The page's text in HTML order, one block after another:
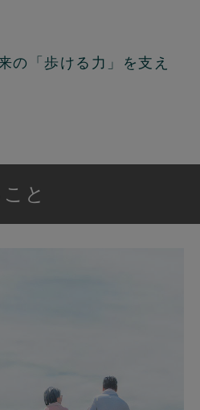
の「歩ける力」を支え
と